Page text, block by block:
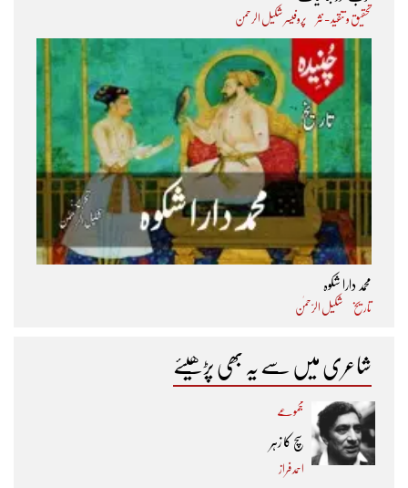
تحقیق و تنقید - نثر پروفیسر شکیل الرحمن
محمد دارا شکوہ
تاریخ شکیل الرّحمٰن
شاعری میں سے یہ بھی پڑھیئے
مجموعے
سچ کا زہر
احمد فراز